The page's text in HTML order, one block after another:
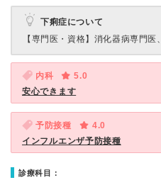
下痢症について
【専門医・資格】 消化器病専門医
内科
5.0
安心できます
予防接種
4.0
インフルエンザ予防接種
診療科目：